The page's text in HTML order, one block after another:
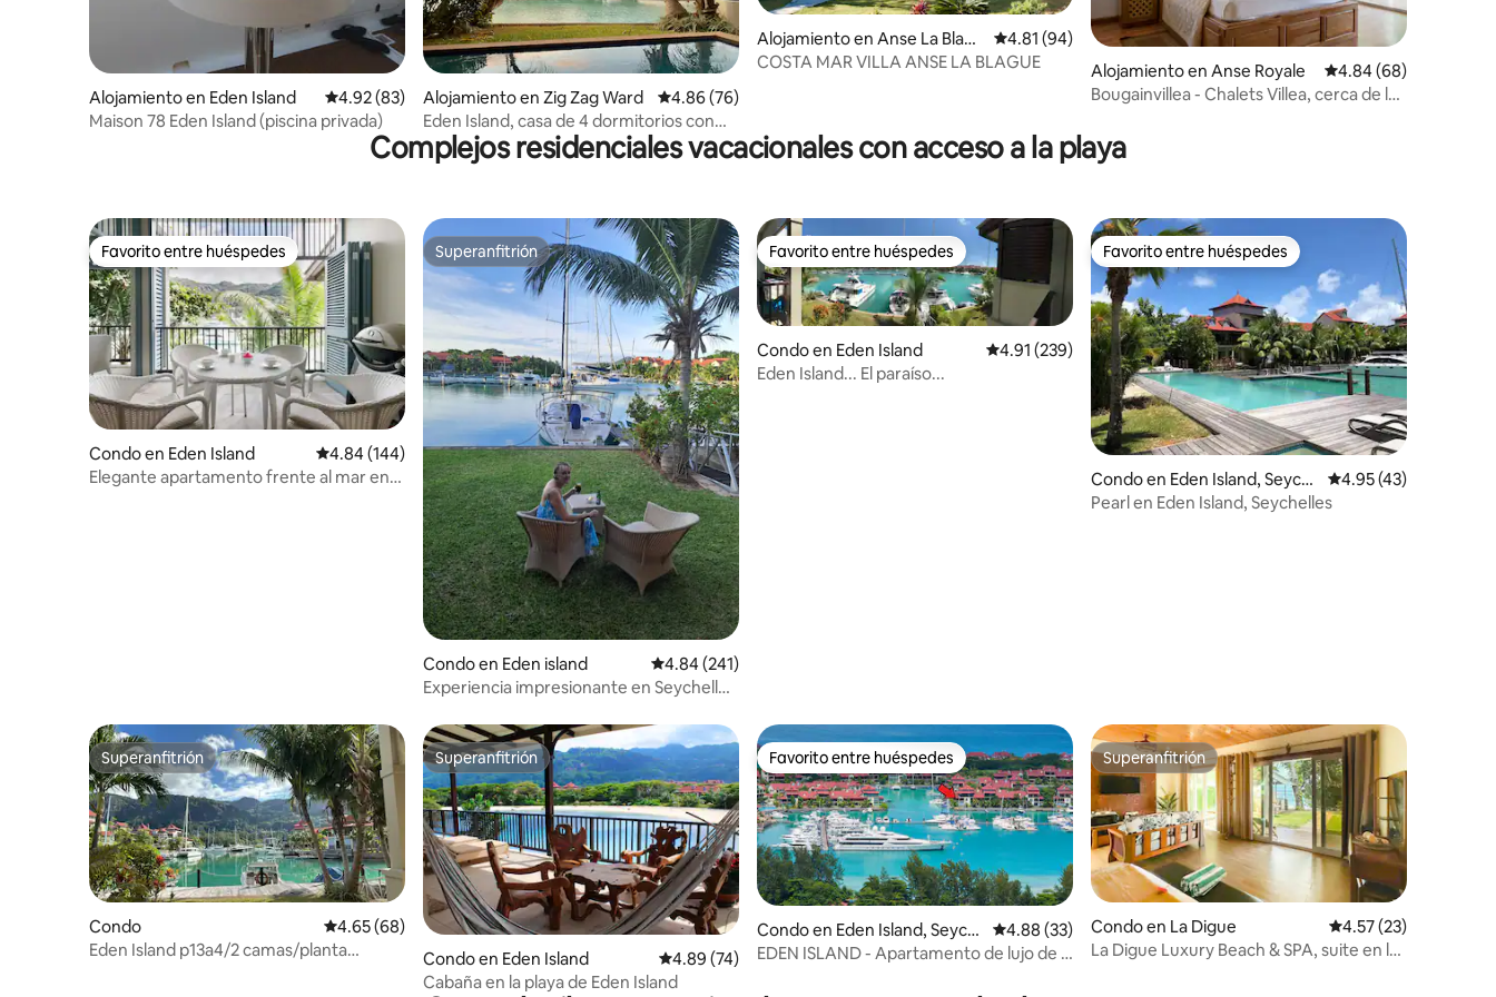
Alojamiento en Eden Island Calificación promedio: 4.92 de 5, 83 reseñas
4.92 (83)
Maison 78 Eden Island (piscina privada)
Alojamiento en Zig Zag Ward Calificación promedio: 4.86 de 5, 76 reseñas
4.86 (76)
Eden Island, casa de 4 dormitorios con
piscina privada
Alojamiento en Anse La Blagu
e
Calificación promedio: 4.81 de 5, 94 reseñas
4.81 (94)
COSTA MAR VILLA ANSE LA BLAGUE
Alojamiento en Anse Royale Calificación
4.84 (68)
Bougainvillea - Chalets Villea, cerca de las
Complejos residenciales vacacionales con acceso a la playa
Favorito entre huéspedes
Favorito entre huéspedes
Condo en Eden Island Calificación promedio: 4.84 de 5, 144 reseñas
4.84 (144)
Elegante apartamento frente al mar en
Superanfitrión
Superanfitrión
Condo en Eden island Calificación promedio: 4.84 de 5, 241 reseñas
4.84 (241)
Experiencia impresionante en Seychelles
Favorito entre huéspedes
Favorito entre huéspedes
Condo en Eden Island Calificación promedio: 4.91 de 5, 239 reseñas
4.91 (239)
Eden Island... El paraíso...
Favorito entre huéspedes
Favorito entre huéspedes
Condo en Eden Island, Seych
elles
Calificación
4.95 (43)
Pearl en Eden Island, Seychelles
Superanfitrión
Superanfitrión
Condo Calificación promedio: 4.65 de 5, 68 reseñas
4.65 (68)
Eden Island p13a4/2 camas/planta
Superanfitrión
Superanfitrión
Condo en Eden Island Calificación promedio: 4.89 de 5, 74 reseñas
4.89 (74)
Cabaña en la playa de Eden Island
Favorito entre huéspedes
Favorito entre huéspedes
Condo en Eden Island, Seych
elles
Calificación promedio: 4.88 de 5, 33 reseñas
4.88 (33)
EDEN ISLAND - Apartamento de lujo de 3
Superanfitrión
Superanfitrión
Condo en La Digue Calificación
4.57 (23)
La Digue Luxury Beach & SPA, suite en la